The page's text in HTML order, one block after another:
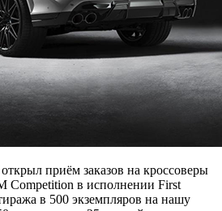
приём заказов на кроссоверы
Competition в исполнении First
в 500 экземпляров на нашу